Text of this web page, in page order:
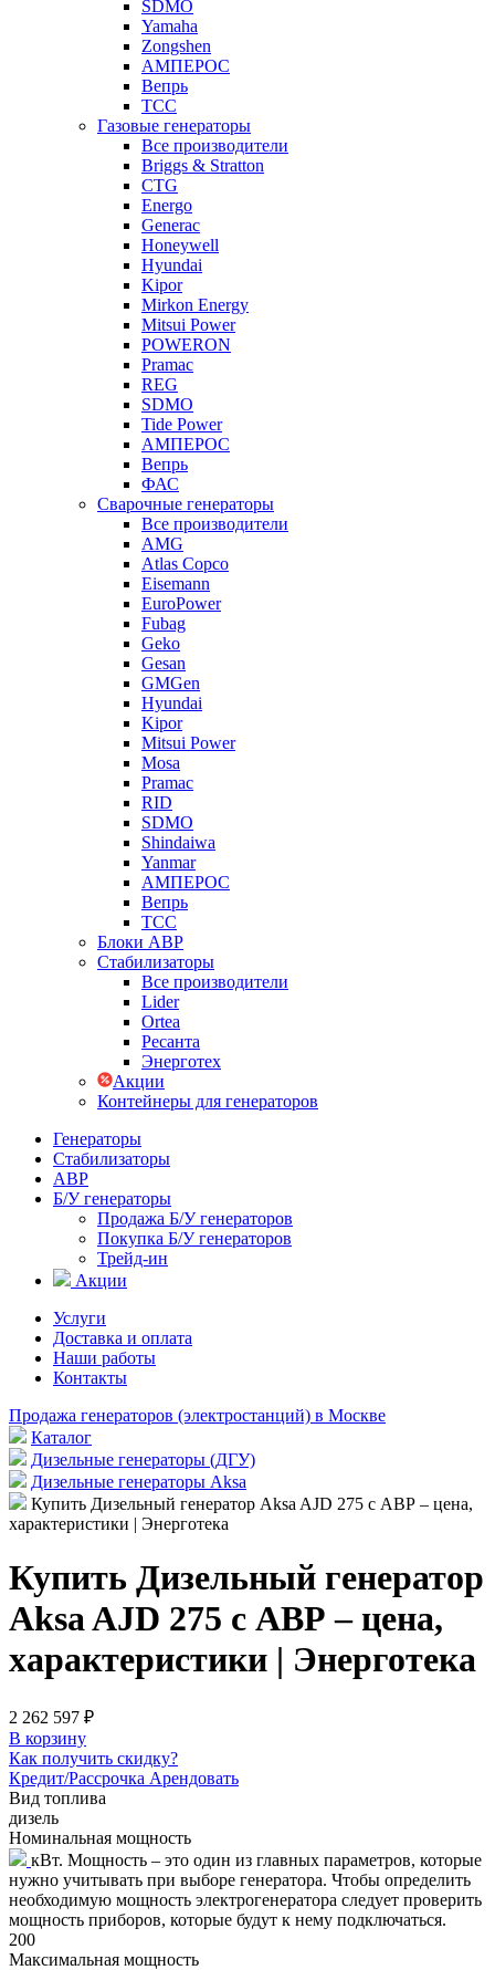
SDMO
Yamaha
Zongshen
АМПЕРОС
Вепрь
ТСС
Газовые генераторы
Все производители
Briggs & Stratton
CTG
Energo
Generac
Honeywell
Hyundai
Kipor
Mirkon Energy
Mitsui Power
POWERON
Pramac
REG
SDMO
Tide Power
АМПЕРОС
Вепрь
ФАС
Сварочные генераторы
Все производители
AMG
Atlas Copco
Eisemann
EuroPower
Fubag
Geko
Gesan
GMGen
Hyundai
Kipor
Mitsui Power
Mosa
Pramac
RID
SDMO
Shindaiwa
Yanmar
АМПЕРОС
Вепрь
ТСС
Блоки АВР
Стабилизаторы
Все производители
Lider
Ortea
Ресанта
Энерготех
Акции
Контейнеры для генераторов
Генераторы
Стабилизаторы
АВР
Б/У генераторы
Продажа Б/У генераторов
Покупка Б/У генераторов
Трейд-ин
Акции
Услуги
Доставка и оплата
Наши работы
Контакты
Продажа генераторов (электростанций) в Москве
Каталог
Дизельные генераторы (ДГУ)
Дизельные генераторы Aksa
Купить Дизельный генератор Aksa AJD 275 с АВР – цена,
характеристики | Энерготека
Купить Дизельный генератор
Aksa AJD 275 с АВР – цена,
характеристики | Энерготека
2 262 597 ₽
В корзину
Как получить скидку?
Кредит/Рассрочка Арендовать
Вид топлива
дизель
Номинальная мощность
кВт. Мощность – это один из главных параметров, которые
нужно учитывать при выборе генератора. Чтобы определить
необходимую мощность электрогенератора следует проверить
мощность приборов, которые будут к нему подключаться.
200
Максимальная мощность